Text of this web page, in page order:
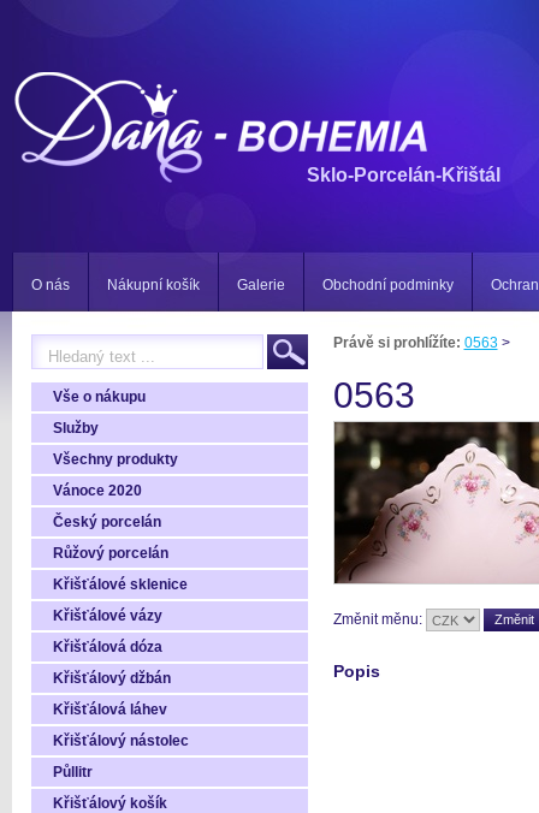
Sklo-Porcelán-Křištál
O nás Nákupní košík Galerie Obchodní podminky
Vše o nákupu
Služby
Všechny produkty
Vánoce 2020
Český porcelán
Růžový porcelán
Křišťálové sklenice
Křišťálové vázy
Křišťálová dóza
Křišťálový džbán
Křišťálová láhev
Křišťálový nástolec
Půllitr
Křišťálový košík
Právě si prohlížíte: 0563>
0563
Změnit měnu:
Popis